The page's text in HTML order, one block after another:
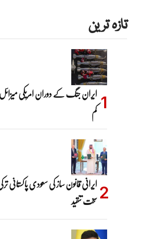
تازہ ترین
ایران جنگ کے دوران امریکی
کم
ایرانی قانون ساز کی سعودی پاکستانی
سخت تنقید